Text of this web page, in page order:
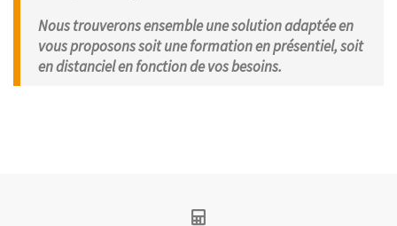
Nous trouverons ensemble une solution adaptée en
vous proposons soit une formation en présentiel, soit
en distanciel en fonction de vos besoins.